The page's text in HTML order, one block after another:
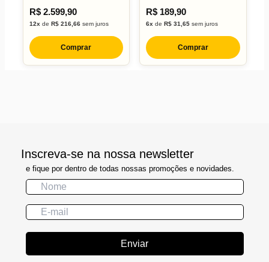
R$ 2.599,90
12x de R$ 216,66sem juros
Comprar
R$ 189,90
6x deR$ 31,65 sem juros
Comprar
Inscreva-se na nossa newsletter
e fique por dentro de todas nossas promoções e novidades.
Enviar